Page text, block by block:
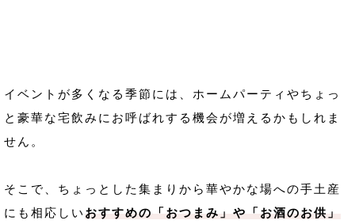
イベントが多くなる季節には、ホームパーティやちょっ
と豪華な宅飲みにお呼ばれする機会が増えるかもしれま
せん。
そこで、ちょっとした集まりから華やかな場への手土産
にも相応しい おすすめの「おつまみ」や「お酒のお供」